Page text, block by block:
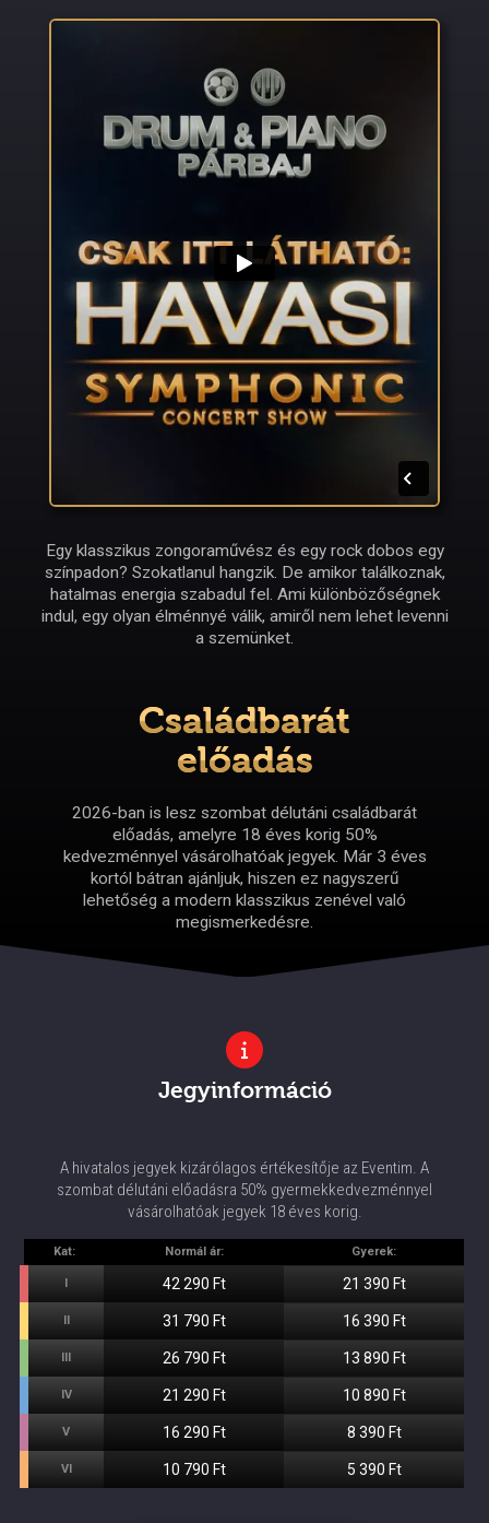
Egy klasszikus zongoraművész és egy rock dobos egy
színpadon? Szokatlanul hangzik. De amikor találkoznak,
hatalmas energia szabadul fel. Ami különbözőségnek
indul, egy olyan élménnyé válik, amiről nem lehet levenni
a szemünket.
Családbarát
előadás
2026-ban is lesz szombat délutáni családbarát
előadás, amelyre 18 éves korig 50%
kedvezménnyel vásárolhatóak jegyek. Már 3 éves
kortól bátran ajánljuk, hiszen ez nagyszerű
lehetőség a modern klasszikus zenével való
megismerkedésre.
Jegyinformáció
A hivatalos jegyek kizárólagos értékesítője az Eventim. A
szombat délutáni előadásra 50% gyermekkedvezménnyel
vásárolhatóak jegyek 18 éves korig.
Kat: Normál ár: Gyerek:
42 290 Ft 21 390 Ft
31 790 Ft 16 390 Ft
26 790 Ft 13 890 Ft
IV 21 290 Ft 10 890 Ft
V 16 290 Ft 8 390 Ft
VI 10 790 Ft 5 390 Ft